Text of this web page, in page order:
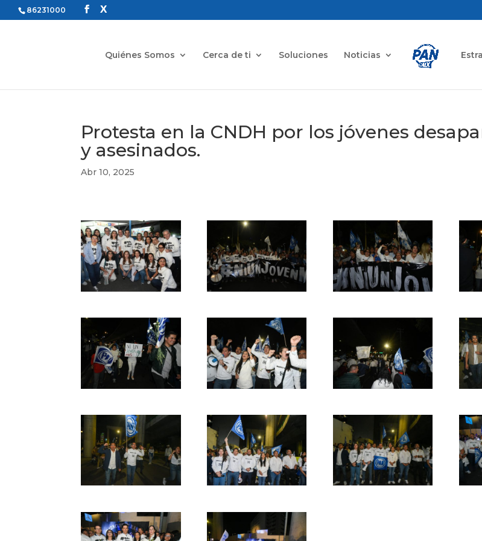
86231000
Quiénes Somos Cerca de ti Soluciones Noticias
Protesta en la CNDH por los jóvenes
y asesinados.
Abr 10, 2025